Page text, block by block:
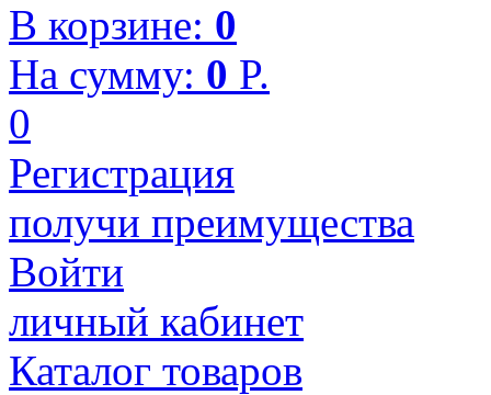
В корзине: 0
На сумму: 0 P.
0
Регистрация
получи преимущества
Войти
личный кабинет
Каталог товаров